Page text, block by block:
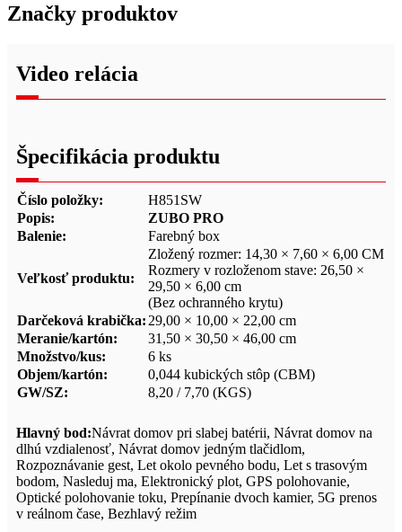
Značky produktov
Video relácia
Špecifikácia produktu
Číslo položky:
H851SW
Popis:
ZUBO PRO
Balenie:
Farebný box
Veľkosť produktu:
Zložený rozmer: 14,30 × 7,60 × 6,00 CM
Rozmery v rozloženom stave: 26,50 ×
29,50 × 6,00 cm
(Bez ochranného krytu)
Darčeková krabička: 29,00 × 10,00 × 22,00 cm
Meranie/kartón:
31,50 × 30,50 × 46,00 cm
Množstvo/kus:
6 ks
Objem/kartón:
0,044 kubických stôp (CBM)
GW/SZ:
8,20 / 7,70 (KGS)
Hlavný bod:Návrat domov pri slabej batérii, Návrat domov na
dlhú vzdialenosť, Návrat domov jedným tlačidlom,
Rozpoznávanie gest, Let okolo pevného bodu, Let s trasovým
bodom, Nasleduj ma, Elektronický plot, GPS polohovanie,
Optické polohovanie toku, Prepínanie dvoch kamier, 5G prenos
v reálnom čase, Bezhlavý režim